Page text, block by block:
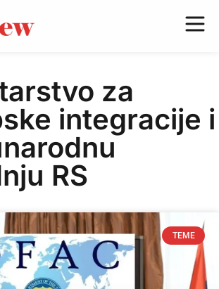
za
integracije i
RS
TEME